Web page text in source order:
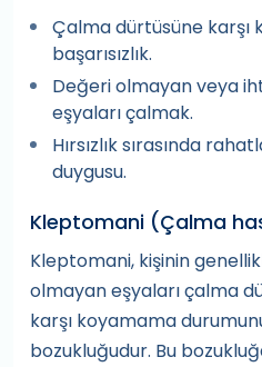
Çalma dürtüsüne
başarısızlık.
Değeri olmayan veya
eşyaları çalmak.
Hırsızlık sırasında
duygusu.
Kleptomani (Çalma
Kleptomani, kişinin
olmayan eşyaları çalma
karşı koyamama
bozukluğudur. Bu